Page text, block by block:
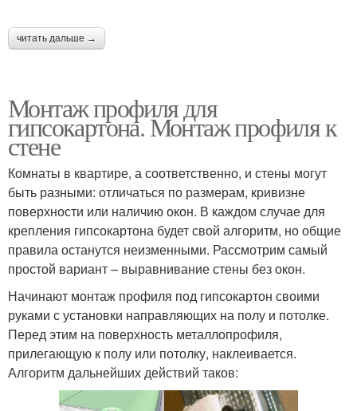
читать дальше →
Монтаж профиля для
гипсокартона. Монтаж профиля к
стене
Комнаты в квартире, а соответственно, и стены могут
быть разными: отличаться по размерам, кривизне
поверхности или наличию окон. В каждом случае для
крепления гипсокартона будет свой алгоритм, но общие
правила останутся неизменными. Рассмотрим самый
простой вариант – выравнивание стены без окон.
Начинают монтаж профиля под гипсокартон своими
руками с установки направляющих на полу и потолке.
Перед этим на поверхность металлопрофиля,
прилегающую к полу или потолку, наклеивается.
Алгоритм дальнейших действий таков: